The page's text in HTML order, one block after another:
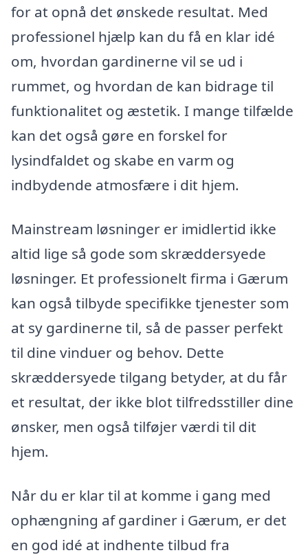
for at opnå det ønskede resultat. Med
professionel hjælp kan du få en klar idé
om, hvordan gardinerne vil se ud i
rummet, og hvordan de kan bidrage til
funktionalitet og æstetik. I mange tilfælde
kan det også gøre en forskel for
lysindfaldet og skabe en varm og
indbydende atmosfære i dit hjem.
Mainstream løsninger er imidlertid ikke
altid lige så gode som skræddersyede
løsninger. Et professionelt firma i Gærum
kan også tilbyde specifikke tjenester som
at sy gardinerne til, så de passer perfekt
til dine vinduer og behov. Dette
skræddersyede tilgang betyder, at du får
et resultat, der ikke blot tilfredsstiller dine
ønsker, men også tilføjer værdi til dit
hjem.
Når du er klar til at komme i gang med
ophængning af gardiner i Gærum, er det
en god idé at indhente tilbud fra